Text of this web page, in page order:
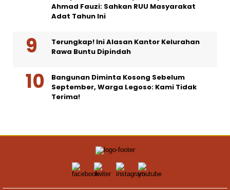
Ahmad Fauzi: Sahkan RUU Masyarakat
Adat Tahun Ini
Terungkap! Ini Alasan Kantor Kelurahan
Rawa Buntu Dipindah
Bangunan Diminta Kosong Sebelum
September, Warga Legoso: Kami Tidak
Terima!